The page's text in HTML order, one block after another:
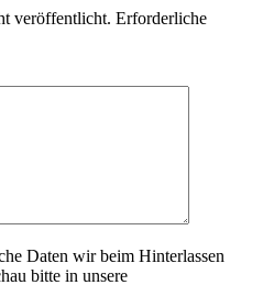
veröffentlicht. Erforderliche
Daten wir beim Hinterlassen
bitte in unsere